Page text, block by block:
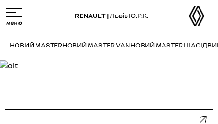
to
main
RENAULT | Львів Ю.Р.К.
НОВИЙ MASTERНОВИЙ MASTER VANНОВИЙ MASTER ШАСІ